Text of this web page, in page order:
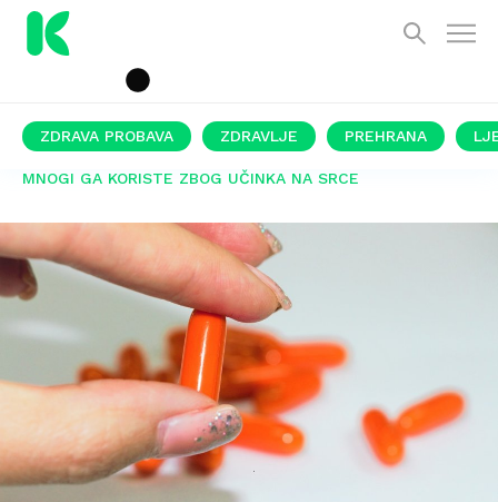
ZDRAVA PROBAVA ZDRAVLJE PREHRANA
MNOGI GA KORISTE ZBOG UČINKA NA SRCE